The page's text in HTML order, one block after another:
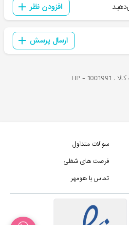
افزودن نظر
ارسال پرسش
:
HP - 1001991
سوالات متداول
فرصت های شغلی
تماس با هومهر